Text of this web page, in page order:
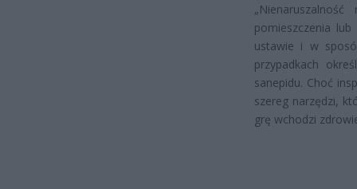
pomieszczenia
ustawie i w
przypadkach
sanepidu. Choć
szereg narzędzi,
grę wchodzi